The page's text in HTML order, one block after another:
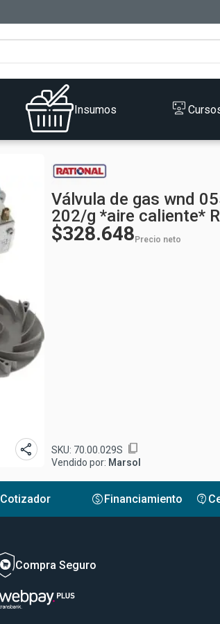
Insumos
share
Válvula de gas wnd
202/g *aire caliente*
$328.648 Precio neto
SKU: 70.00.029S content_copy
Vendido por: Marsol
Cotizador monetization_onFinanciamiento contact_support
Compra Seguro